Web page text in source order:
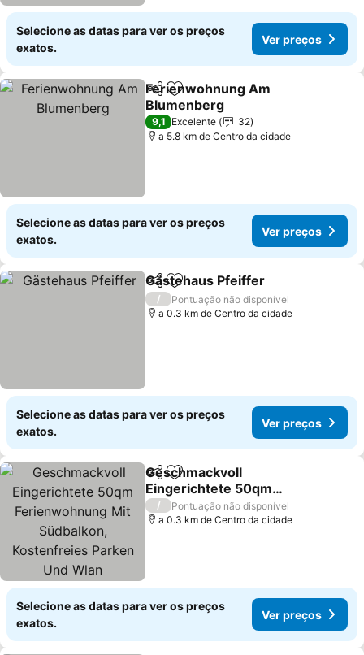
Selecione as datas para ver os preços
exatos.
Ver preços
PartilharAdicionar aos favoritos
Ferienwohnung Am
Blumenberg
Ver preços
9,1 Excelente
32
a 5.8 km de Centro da cidade
Selecione as datas para ver os preços
exatos.
Ver preços
PartilharAdicionar aos favoritos
Gästehaus Pfeiffer
/
Pontuação não disponível
a 0.3 km de Centro da cidade
Selecione as datas para ver os preços
exatos.
Ver preços
PartilharAdicionar aos favoritos
Geschmackvoll
Eingerichtete 50qm
Ferienwohnung Mit
Südbalkon, Kostenfreies
Ver preços
/
Pontuação não disponível
a 0.3 km de Centro da cidade
Selecione as datas para ver os preços
exatos.
Ver preços